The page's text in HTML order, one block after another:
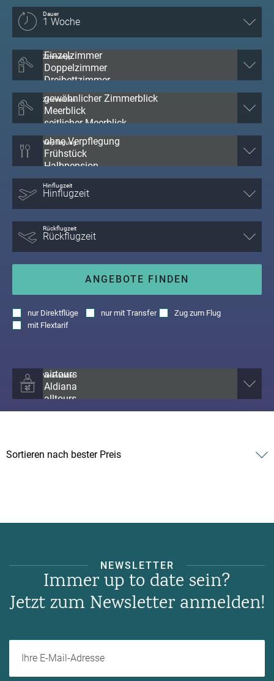
Dauer
Zimmertyp
Zimmerblick
ANGEBOTE FINDEN
nur Direktflüge nurmit Transfer
Zug zum Flug
mit Flextarif
Verpflegung
Hinflugzeit
Rückflugzeit
Veranstalter
NEWSLETTER
Immer up to date sein?
Jetzt zum Newsletter anmelden!